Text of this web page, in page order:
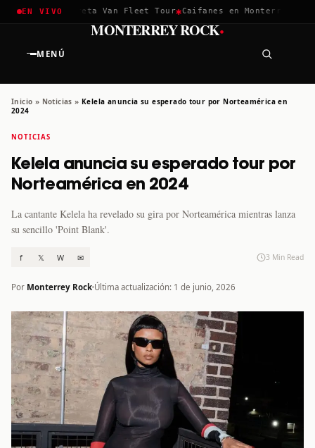
EN VIVO
2026✱Greta Van Fleet Tour✱ Caifanes en Monterrey · 12
MENÚ
MONTERREY ROCK·
Inicio » Noticias » Kelela anuncia su esperado tour por Norteamérica en
2024
NOTICIAS
Kelela anuncia su esperado tour por
Norteamérica en 2024
La cantante Kelela ha revelado su gira por Norteamérica mientras lanza
su sencillo 'Point Blank'.
f 𝕏 W ✉ 3 Min Read
Por Monterrey Rock Última actualización: 1 de junio, 2026